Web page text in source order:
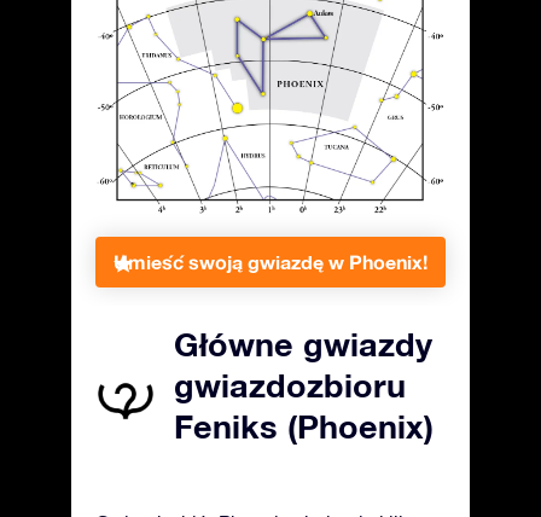
Umieść swoją gwiazdę w Phoenix!
Główne gwiazdy
gwiazdozbioru
Feniks (Phoenix)